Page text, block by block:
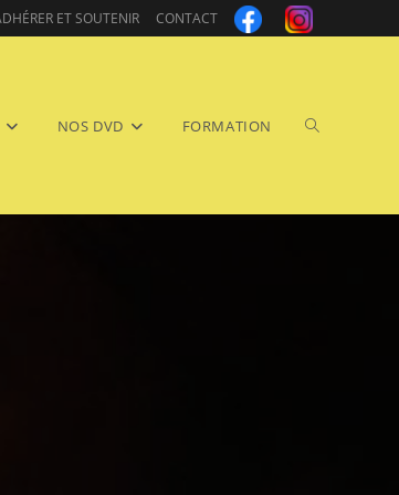
ET SOUTENIR CONTACT
NOS DVD FORMATION Toggle